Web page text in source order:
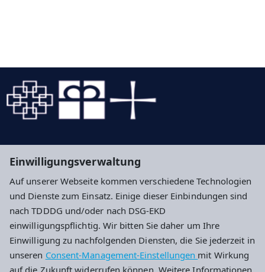
Einwilligungsverwaltung
Auf unserer Webseite kommen verschiedene Technologien
und Dienste zum Einsatz. Einige dieser Einbindungen sind
nach TDDDG und/oder nach DSG-EKD
einwilligungspflichtig. Wir bitten Sie daher um Ihre
Einwilligung zu nachfolgenden Diensten, die Sie jederzeit in
unseren Consent-Management-Einstellungen mit Wirkung
auf die Zukunft widerrufen können. Weitere Informationen
Evangelische Kirche von Kurhessen-Waldeck
Diakonie Hessen - Diakonisches Werk in Hessen
und Nassau und Kurhessen-Waldeck e.V.
Impressum Datenschutz Cookie-Einstellungen